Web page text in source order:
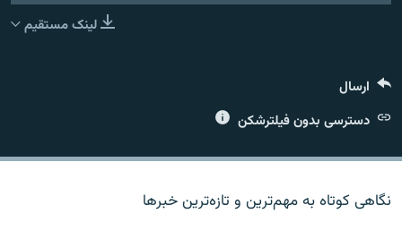
لینک مستقیم
ارسال
دسترسی بدون فیلترشکن
نگاهی کوتاه به مهم‌ترين و تازه‌ترين خبرها